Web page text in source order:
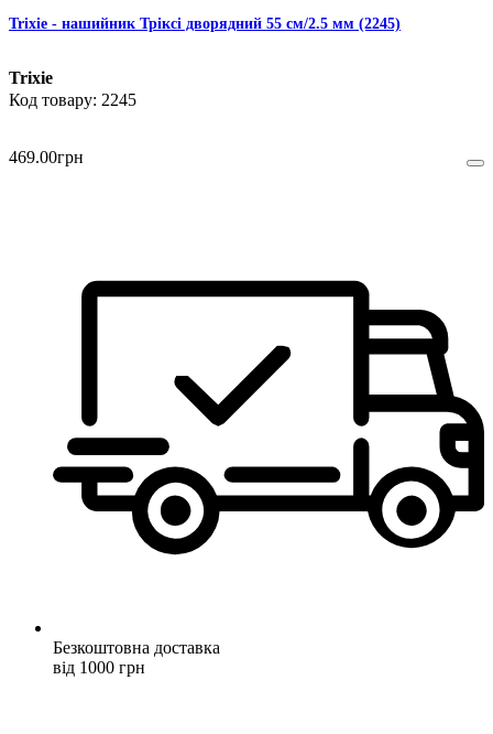
Trixie - нашийник Тріксі дворядний 55 см/2.5 мм (2245)
Trixie
2245
469.00грн
Безкоштовна доставка
від 1000 грн